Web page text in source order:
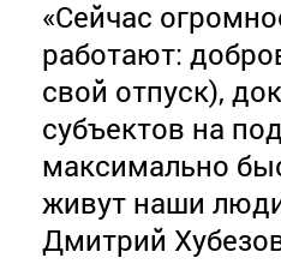
«Сейчас
работают:
свой отпуск),
субъектов на
максимально
живут наши
Дмитрий